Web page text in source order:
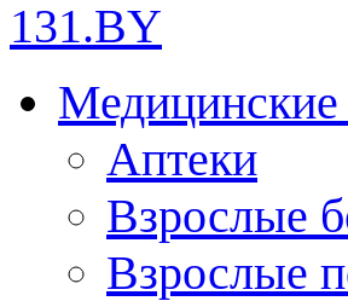
131.BY
Медицинские
Аптеки
Взрослые
Взрослые